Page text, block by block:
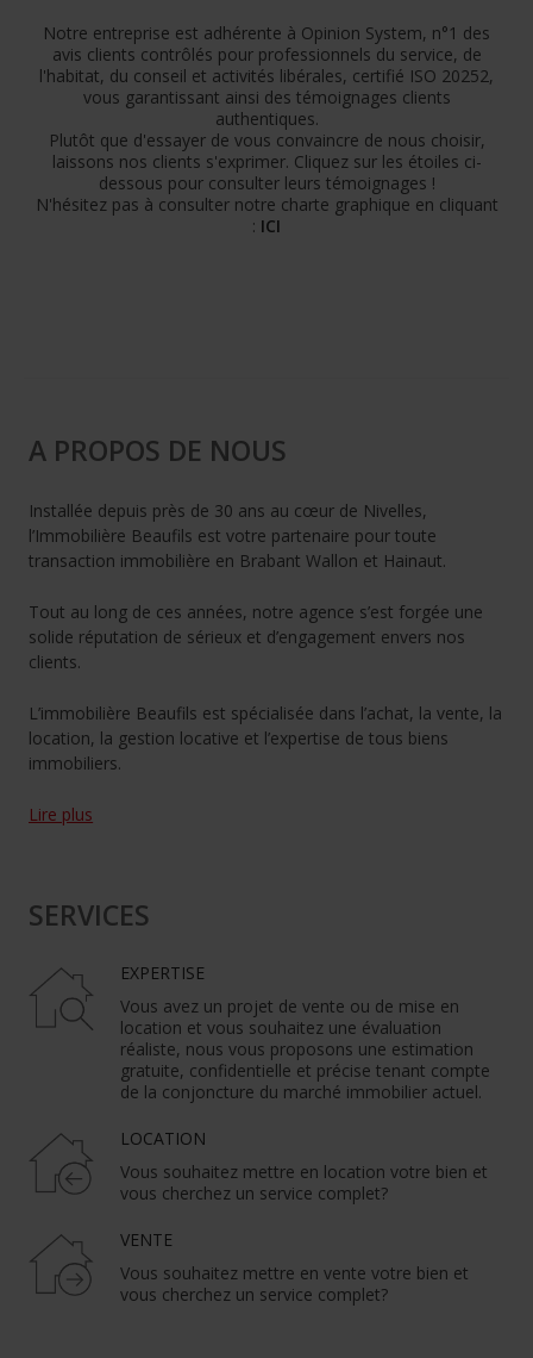
Notre entreprise est adhérente à Opinion System, n°1 des
avis clients contrôlés pour professionnels du service, de
l'habitat, du conseil et activités libérales, certifié ISO 20252,
vous garantissant ainsi des témoignages clients
authentiques.
Plutôt que d'essayer de vous convaincre de nous choisir,
laissons nos clients s'exprimer. Cliquez sur les étoiles ci-
dessous pour consulter leurs témoignages !
N'hésitez pas à consulter notre charte graphique en cliquant
: ICI
A PROPOS DE NOUS
Installée depuis près de 30 ans au cœur de Nivelles,
l’Immobilière Beaufils est votre partenaire pour toute
transaction immobilière en Brabant Wallon et Hainaut.
Tout au long de ces années, notre agence s’est forgée une
solide réputation de sérieux et d’engagement envers nos
clients.
L’immobilière Beaufils est spécialisée dans l’achat, la vente, la
location, la gestion locative et l’expertise de tous biens
immobiliers.
Lire plus
SERVICES
EXPERTISE
Vous avez un projet de vente ou de mise en
location et vous souhaitez une évaluation
réaliste, nous vous proposons une estimation
gratuite, confidentielle et précise tenant compte
de la conjoncture du marché immobilier actuel.
LOCATION
Vous souhaitez mettre en location votre bien et
vous cherchez un service complet?
VENTE
Vous souhaitez mettre en vente votre bien et
vous cherchez un service complet?